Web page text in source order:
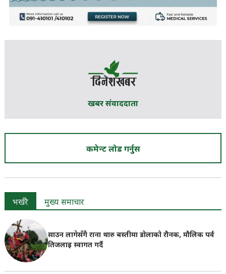
खबर संवाददाता
कमेन्ट लोड गर्नुस
भर्खरै मुख्य समाचार
साउन लागेसँगै राना थारु बस्तीमा डोलाको रौनक, मौलिक पर्व
तिजलाइ स्वागत गर्दै